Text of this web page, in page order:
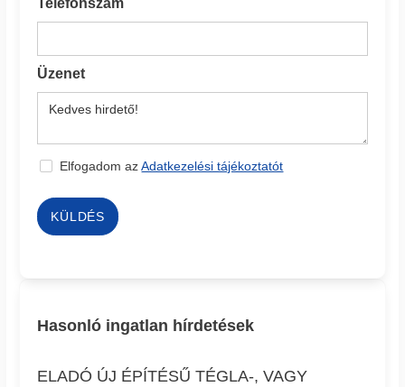
Üzenet
Elfogadom azAdatkezelési tájékoztatót
KÜLDÉS
Hasonló ingatlan hírdetések
ELADÓ ÚJ ÉPÍTÉSŰ TÉGLA-, VAGY